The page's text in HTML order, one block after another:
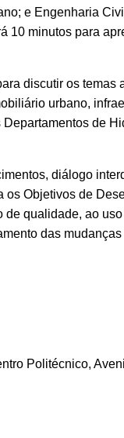
e Engenharia
10 minutos para
discutir os temas
urbano,
de
diálogo
Objetivos de
qualidade, ao uso
das
Politécnico,